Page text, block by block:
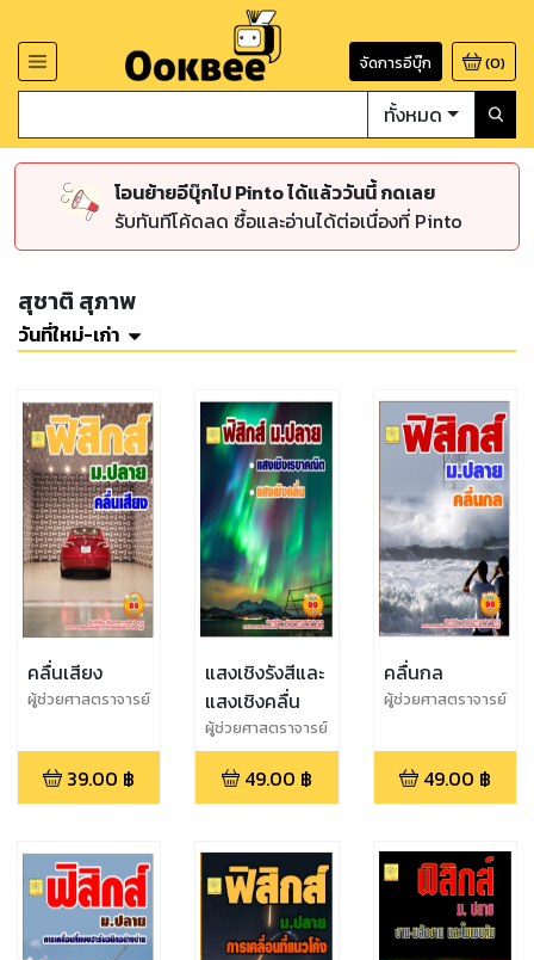
จัดการอีบุ๊ก (0)
ทั้งหมด
โอนย้ายอีบุ๊กไป Pinto ได้แล้ววันนี้ กดเลย
รับทันทีโค้ดลด ซื้อและอ่านได้ต่อเนื่องที่ Pinto
สุชาติ สุภาพ
วันที่ใหม่-เก่า
คลื่นเสียง
ผู้ช่วยศาสตราจารย์
39.00 ฿
แสงเชิงรังสีและ
แสงเชิงคลื่น
ผู้ช่วยศาสตราจารย์
สุชาติ สุภาพ
49.00 ฿
คลื่นกล
ผู้ช่วยศาสตราจารย์
49.00 ฿